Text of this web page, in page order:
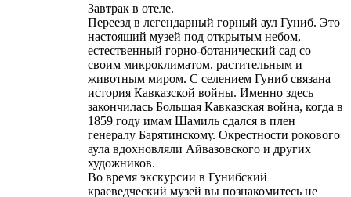
Завтрак в отеле.
Переезд в легендарный горный аул Гуниб. Это
настоящий музей под открытым небом,
естественный горно-ботанический сад со
своим микроклиматом, растительным и
животным миром. С селением Гуниб связана
история Кавказской войны. Именно здесь
закончилась Большая Кавказская война, когда в
1859 году имам Шамиль сдался в плен
генералу Барятинскому. Окрестности рокового
аула вдохновляли Айвазовского и других
художников.
Во время экскурсии в Гунибский
краеведческий музей вы познакомитесь не